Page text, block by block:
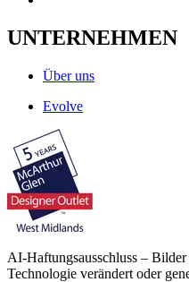
UNTERNEHMEN
Über uns
Evolve
AI-Haftungsausschluss –
Technologie verändert oder